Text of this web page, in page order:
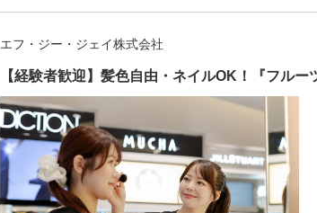
エフ・ジー・ジェイ株式会社
【経験者歓迎】髪色自由・ネイルOK！『フル